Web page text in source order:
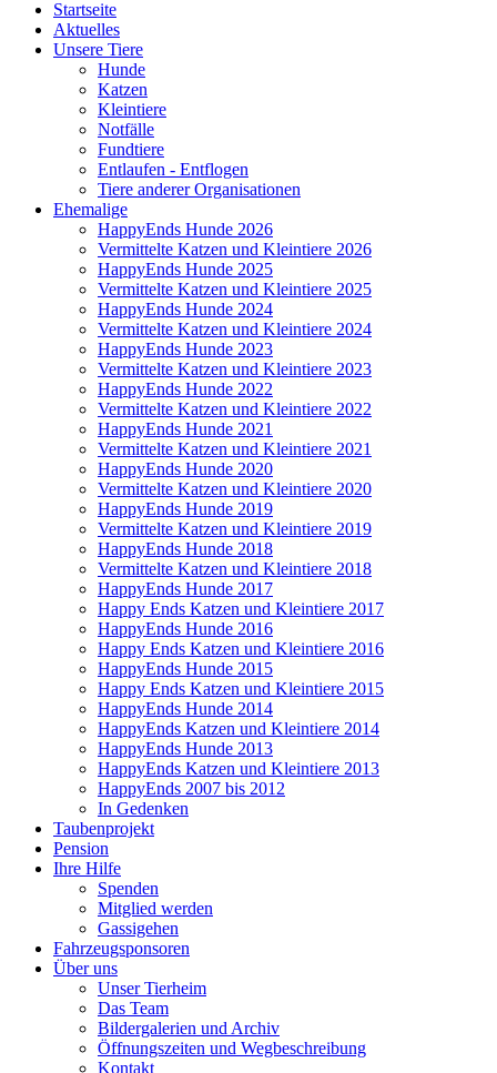
Startseite
Aktuelles
Unsere Tiere
Hunde
Katzen
Kleintiere
Notfälle
Fundtiere
Entlaufen - Entflogen
Tiere anderer Organisationen
Ehemalige
HappyEnds Hunde 2026
Vermittelte Katzen und Kleintiere 2026
HappyEnds Hunde 2025
Vermittelte Katzen und Kleintiere 2025
HappyEnds Hunde 2024
Vermittelte Katzen und Kleintiere 2024
HappyEnds Hunde 2023
Vermittelte Katzen und Kleintiere 2023
HappyEnds Hunde 2022
Vermittelte Katzen und Kleintiere 2022
HappyEnds Hunde 2021
Vermittelte Katzen und Kleintiere 2021
HappyEnds Hunde 2020
Vermittelte Katzen und Kleintiere 2020
HappyEnds Hunde 2019
Vermittelte Katzen und Kleintiere 2019
HappyEnds Hunde 2018
Vermittelte Katzen und Kleintiere 2018
HappyEnds Hunde 2017
Happy Ends Katzen und Kleintiere 2017
HappyEnds Hunde 2016
Happy Ends Katzen und Kleintiere 2016
HappyEnds Hunde 2015
Happy Ends Katzen und Kleintiere 2015
HappyEnds Hunde 2014
HappyEnds Katzen und Kleintiere 2014
HappyEnds Hunde 2013
HappyEnds Katzen und Kleintiere 2013
HappyEnds 2007 bis 2012
In Gedenken
Taubenprojekt
Pension
Ihre Hilfe
Spenden
Mitglied werden
Gassigehen
Fahrzeugsponsoren
Über uns
Unser Tierheim
Das Team
Bildergalerien und Archiv
Öffnungszeiten und Wegbeschreibung
Kontakt